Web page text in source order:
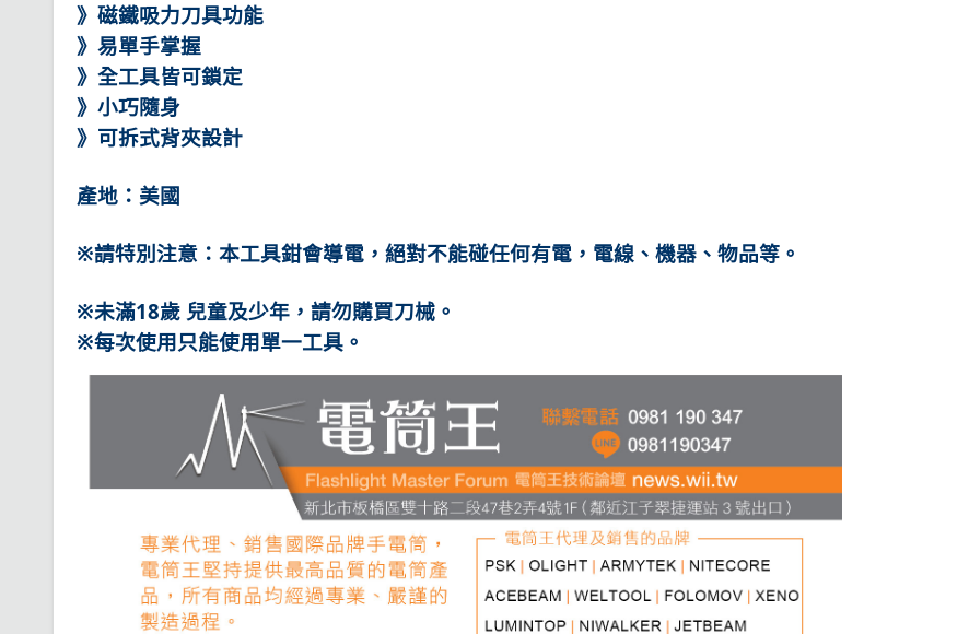
》磁鐵吸力刀具功能
》易單手掌握
》全工具皆可鎖定
》小巧隨身
》可拆式背夾設計
產地：美國
※請特別注意：本工具鉗會導電，絕對不能碰任何有電，電線、機器、物品等。
※未滿18歲 兒童及少年，請勿購買刀械。
※每次使用只能使用單一工具。